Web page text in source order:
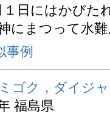
１日にはかびた
にまつって水
事例
ゴク，ダイジャ
福島県